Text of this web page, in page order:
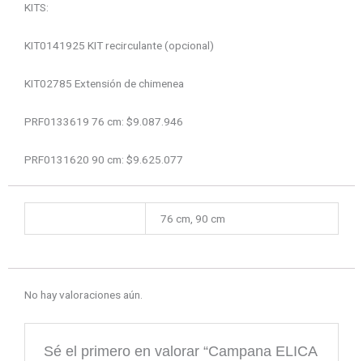
KITS:
KIT0141925 KIT recirculante (opcional)
KIT02785 Extensión de chimenea
PRF0133619 76 cm: $9.087.946
PRF0131620 90 cm: $9.625.077
76 cm, 90 cm
No hay valoraciones aún.
Sé el primero en valorar “Campana ELICA